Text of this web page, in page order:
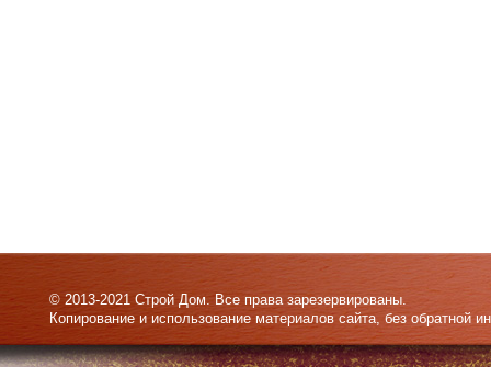
© 2013-2021 Строй Дом. Все права зарезервированы.
Копирование и использование материалов сайта, без обратной